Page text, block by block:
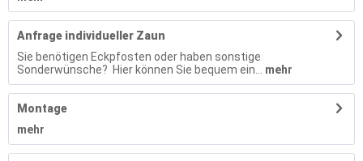
Anfrage individueller Zaun
Sie benötigen Eckpfosten oder haben sonstige
Sonderwünsche? Hier können Sie bequem ein...
mehr
Montage
mehr